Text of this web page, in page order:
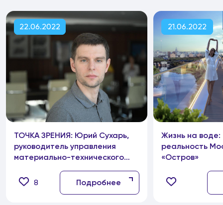
22.06.2022
ТОЧКА ЗРЕНИЯ: Юрий Сухарь,
руководитель управления
материально-технического
8
Подробнее
21.06.2022
Жизнь на воде:
реальность
«Остров»